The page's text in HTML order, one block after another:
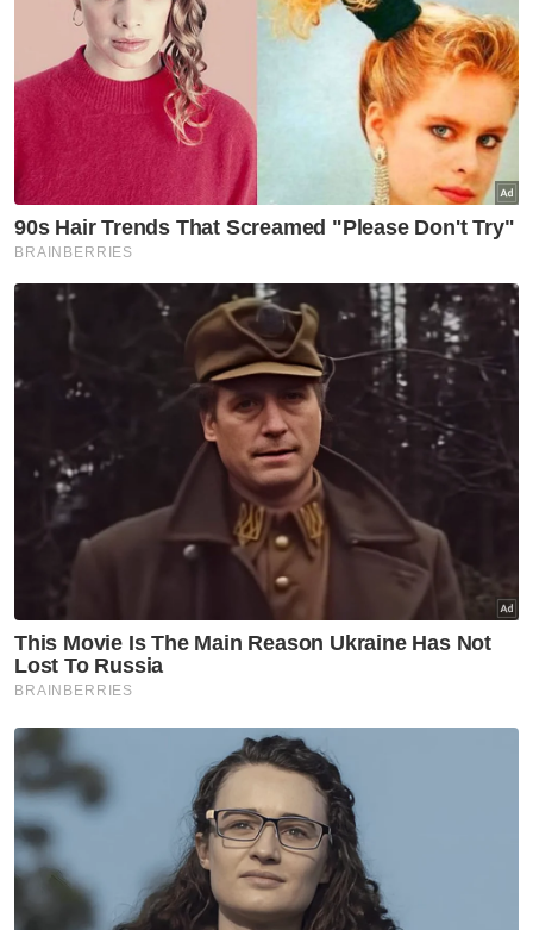
Shafie Apdal bimbang
penularan berita palsu kaitkan
Warisan